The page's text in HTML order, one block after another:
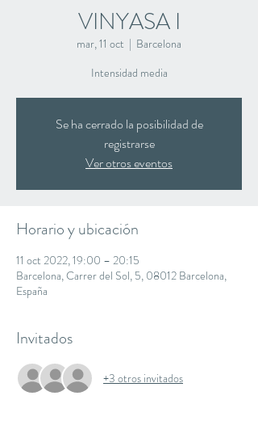
VINYASA I
mar, 11 oct
  |
Barcelona
Intensidad media
Se ha cerrado la posibilidad de
registrarse
Ver otros eventos
Horario y ubicación
11 oct 2022, 19:00 – 20:15
Barcelona, Carrer del Sol, 5, 08012 Barcelona,
España
Invitados
+3 otros invitados